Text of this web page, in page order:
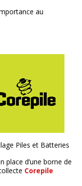
au
Piles et Batteries
place d’une borne de
Corepile